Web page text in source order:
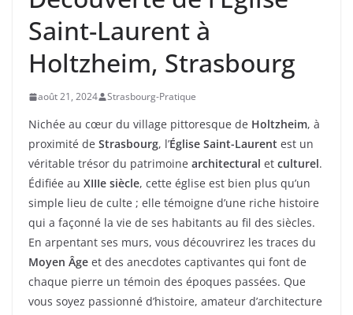
Saint-Laurent à
Holtzheim, Strasbourg
août 21, 2024 Strasbourg-Pratique
Nichée au cœur du village pittoresque de Holtzheim, à
proximité de Strasbourg, l’Église Saint-Laurent est un
véritable trésor du patrimoine architectural et culturel.
Édifiée au XIIIe siècle, cette église est bien plus qu’un
simple lieu de culte ; elle témoigne d’une riche histoire
qui a façonné la vie de ses habitants au fil des siècles.
En arpentant ses murs, vous découvrirez les traces du
Moyen Âge et des anecdotes captivantes qui font de
chaque pierre un témoin des époques passées. Que
vous soyez passionné d’histoire, amateur d’architecture